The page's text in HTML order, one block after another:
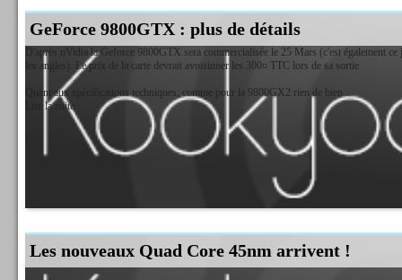
GeForce 9800GTX : plus de détails
D'après nVidia la Geforce 9800GTX sera commercialisée le 25 Mars (c'est également ce
les angles). Le prix de la carte devrait avoisinner les 300¤ TTC lors de sa sortie.
Quant aux spécifications techniques, comme pour la 9800GX2 rien de bien...
Lire la suite
Les nouveaux Quad Core 45nm arrivent !